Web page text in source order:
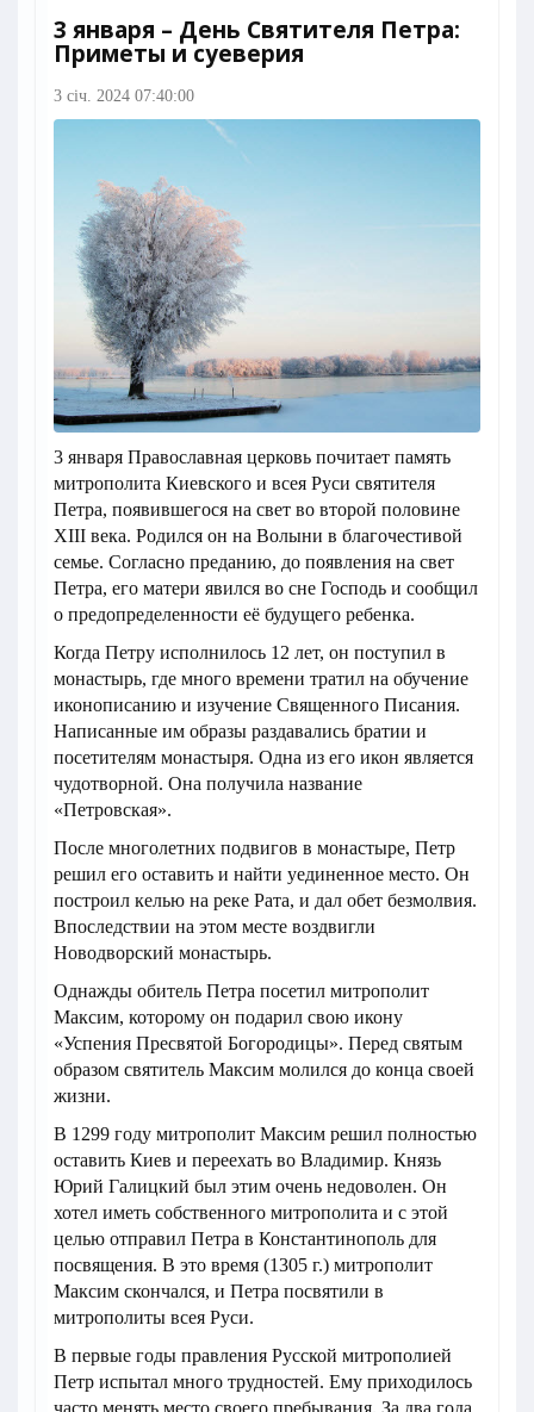
3 января – День Святителя Петра:
Приметы и суеверия
3 січ. 2024 07:40:00
3 января Православная церковь почитает память
митрополита Киевского и всея Руси святителя
Петра, появившегося на свет во второй половине
XIII века. Родился он на Волыни в благочестивой
семье. Согласно преданию, до появления на свет
Петра, его матери явился во сне Господь и сообщил
о предопределенности её будущего ребенка.
Когда Петру исполнилось 12 лет, он поступил в
монастырь, где много времени тратил на обучение
иконописанию и изучение Священного Писания.
Написанные им образы раздавались братии и
посетителям монастыря. Одна из его икон является
чудотворной. Она получила название
«Петровская».
После многолетних подвигов в монастыре, Петр
решил его оставить и найти уединенное место. Он
построил келью на реке Рата, и дал обет безмолвия.
Впоследствии на этом месте воздвигли
Новодворский монастырь.
Однажды обитель Петра посетил митрополит
Максим, которому он подарил свою икону
«Успения Пресвятой Богородицы». Перед святым
образом святитель Максим молился до конца своей
жизни.
В 1299 году митрополит Максим решил полностью
оставить Киев и переехать во Владимир. Князь
Юрий Галицкий был этим очень недоволен. Он
хотел иметь собственного митрополита и с этой
целью отправил Петра в Константинополь для
посвящения. В это время (1305 г.) митрополит
Максим скончался, и Петра посвятили в
митрополиты всея Руси.
В первые годы правления Русской митрополией
Петр испытал много трудностей. Ему приходилось